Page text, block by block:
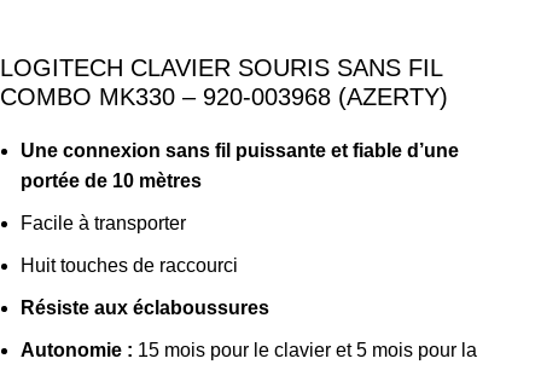
LOGITECH CLAVIER SOURIS SANS FIL
COMBO MK330 – 920-003968 (AZERTY)
Une connexion sans fil puissante et fiable d’une
portée de 10 mètres
Facile à transporter
Huit touches de raccourci
Résiste aux éclaboussures
Autonomie : 15 mois pour le clavier et 5 mois pour la